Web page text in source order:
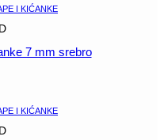
I KIĆANKE
7 mm srebro
I KIĆANKE